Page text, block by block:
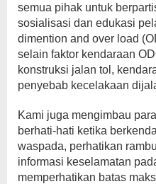
semua pihak untuk
sosialisasi dan edukasi
dimention and over load
selain faktor kendaraan
konstruksi jalan tol,
penyebab kecelakaan
Kami juga mengimbau
berhati-hati ketika
waspada, perhatikan
informasi keselamatan
memperhatikan batas